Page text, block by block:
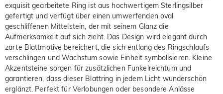
exquisit gearbeitete Ring ist aus hochwertigem Sterlingsilber
gefertigt und verfügt über einen umwerfenden oval
geschliffenen Mittelstein, der mit seinem Glanz die
Aufmerksamkeit auf sich zieht. Das Design wird elegant durch
zarte Blattmotive bereichert, die sich entlang des Ringschlaufs
verschlingen und Wachstum sowie Einheit symbolisieren. Kleine
Akzentsteine sorgen für zusätzlichen Funkelreichtum und
garantieren, dass dieser Blattring in jedem Licht wunderschön
erglänzt. Perfekt für Verlobungen oder besondere Anlässe